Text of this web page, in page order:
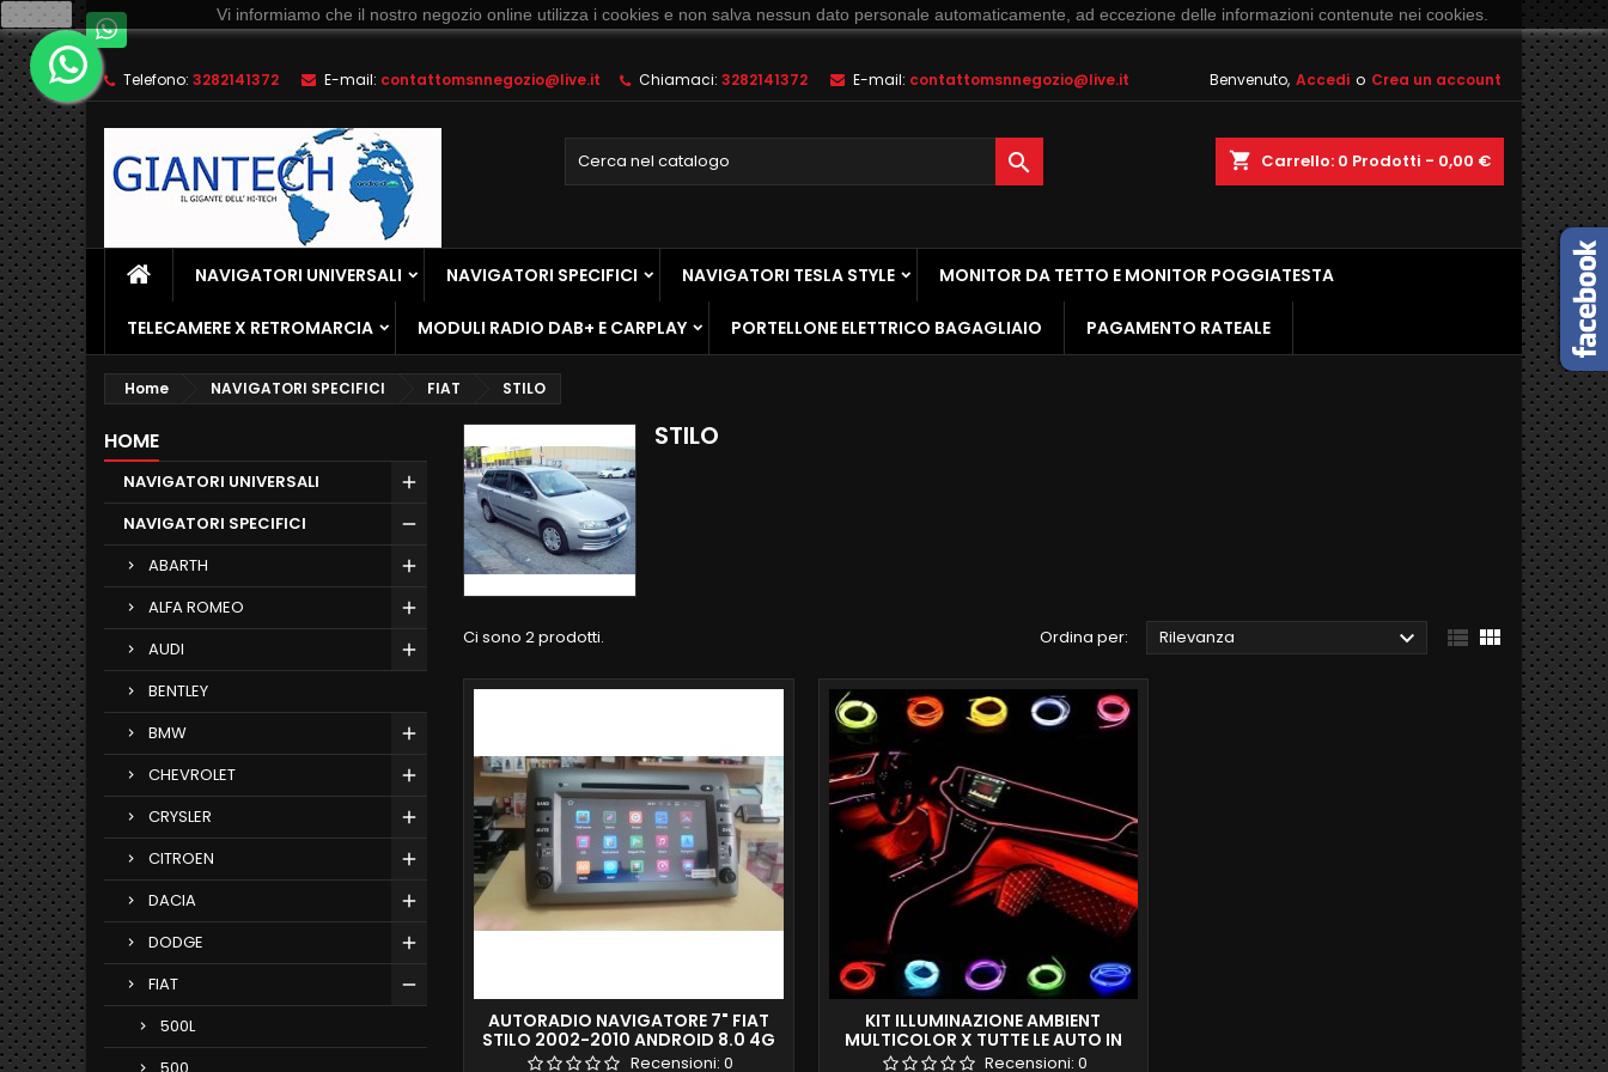
Telefono: 3282141372 E-mail: contattomsnnegozio@live.it Chiamaci: 3282141372 E-mail: contattomsnnegozio@live.it Benvenuto, Accedi o Crea un account
shopping_cart Carrello: 0 Prodotti - 0,00 €

NAVIGATORI UNIVERSALI NAVIGATORI SPECIFICI NAVIGATORI TESLA STYLE MONITOR DA TETTO E MONITOR POGGIATESTA
TELECAMERE X RETROMARCIA MODULI RADIO DAB+ E CARPLAY PORTELLONE ELETTRICO BAGAGLIAIO PAGAMENTO RATEALE
Home NAVIGATORI SPECIFICI FIAT STILO
HOME
NAVIGATORI UNIVERSALI
NAVIGATORI SPECIFICI
ABARTH
ALFA ROMEO
AUDI
BENTLEY
BMW
CHEVROLET
CRYSLER
CITROEN
DACIA
DODGE
FIAT
500L
STILO
Ci sono 2 prodotti. Ordina per: Rilevanza   
AUTORADIO NAVIGATORE 7" FIAT
STILO 2002-2010 ANDROID 8.0 4G
FULL 32GB ROM HD DAB
Recensioni: 0
KIT ILLUMINAZIONE AMBIENT
MULTICOLOR X TUTTE LE AUTO IN
COMMERCIO
Recensioni:0
Ok Vi informiamo che il nostro negozio online utilizza i cookies e non salva nessun dato personale automaticamente, ad eccezione delle informazioni contenute nei cookies.